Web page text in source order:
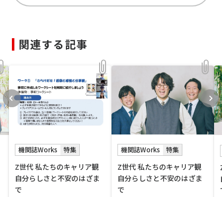
関連する記事
機関誌Works 特集
Z世代 私たちのキャリア観
自分らしさと不安のはざま
で
機関誌Works 特集
Z世代 私たちのキャリア観
自分らしさと不安のはざま
で